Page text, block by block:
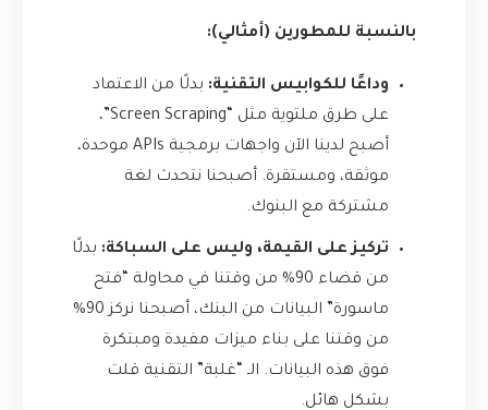
بالنسبة للمطورين (أمثالي):
وداعًا للكوابيس التقنية: بدلًا من الاعتماد
على طرق ملتوية مثل “Screen Scraping”،
أصبح لدينا الآن واجهات برمجية APIs موحدة،
موثقة، ومستقرة. أصبحنا نتحدث لغة
مشتركة مع البنوك.
تركيز على القيمة، وليس على السباكة: بدلًا
من قضاء 90% من وقتنا في محاولة “فتح
ماسورة” البيانات من البنك، أصبحنا نركز 90%
من وقتنا على بناء ميزات مفيدة ومبتكرة
فوق هذه البيانات. الـ “غلبة” التقنية قلت
بشكل هائل.